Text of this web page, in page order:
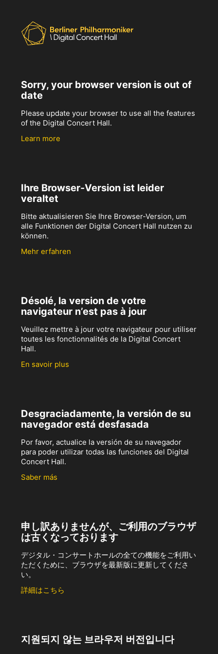
Sorry, your browser version is out of
date
Please update your browser to use all the features
of the Digital Concert Hall.
Learn more
Ihre Browser-Version ist leider
veraltet
Bitte aktualisieren Sie Ihre Browser-Version, um
alle Funktionen der Digital Concert Hall nutzen zu
können.
Mehr erfahren
Désolé, la version de votre
navigateur n’est pas à jour
Veuillez mettre à jour votre navigateur pour utiliser
toutes les fonctionnalités de la Digital Concert
Hall.
En savoir plus
Desgraciadamente, la versión de su
navegador está desfasada
Por favor, actualice la versión de su navegador
para poder utilizar todas las funciones del Digital
Concert Hall.
Saber más
申し訳ありませんが、ご利用のブラウザ
は古くなっております
デジタル・コンサートホールの全ての機能をご利用い
ただくために、ブラウザを最新版に更新してくださ
い。
詳細はこちら
지원되지 않는 브라우저 버전입니다